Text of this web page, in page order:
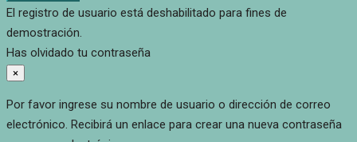
El registro de usuario está deshabilitado para fines de
demostración.
Has olvidado tu contraseña
×
Por favor ingrese su nombre de usuario o dirección de correo
electrónico. Recibirá un enlace para crear una nueva contraseña